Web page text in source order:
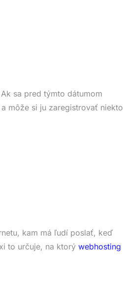
sa pred týmto dátumom
môže si ju zaregistrovať niekto
kam má ľudí poslať, keď
to určuje, na ktorý webhosting